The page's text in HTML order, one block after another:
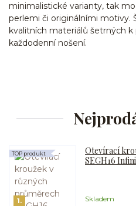
minimalistické varianty, tak
perlemi či originálními motivy.
kvalitních materiálů šetrných
každodenní nošení.
1.
Otevírací
SEGH16
Skladem
TOP produkt